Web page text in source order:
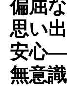
偏屈
思い
安心
無意